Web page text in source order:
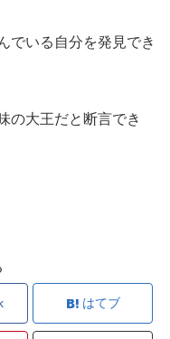
でいる自分を発見でき
の大王だと断言でき
はてブ